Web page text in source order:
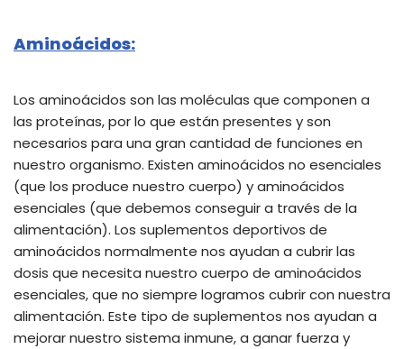
Aminoácidos:
Los aminoácidos son las moléculas que componen a
las proteínas, por lo que están presentes y son
necesarios para una gran cantidad de funciones en
nuestro organismo. Existen aminoácidos no esenciales
(que los produce nuestro cuerpo) y aminoácidos
esenciales (que debemos conseguir a través de la
alimentación). Los suplementos deportivos de
aminoácidos normalmente nos ayudan a cubrir las
dosis que necesita nuestro cuerpo de aminoácidos
esenciales, que no siempre logramos cubrir con nuestra
alimentación. Este tipo de suplementos nos ayudan a
mejorar nuestro sistema inmune, a ganar fuerza y